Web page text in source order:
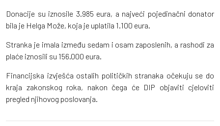
Donacije su iznosile 3.985 eura, a najveći pojedinačni donator
bila je Helga Može, koja je uplatila 1.100 eura.
Stranka je imala između sedam i osam zaposlenih, a rashodi za
plaće iznosili su 156.000 eura.
Financijska izvješća ostalih političkih stranaka očekuju se do
kraja zakonskog roka, nakon čega će DIP objaviti cjeloviti
pregled njihovog poslovanja.